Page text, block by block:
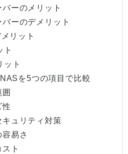
ーのメリット
ーのデメリット
リット
ト
ット
を5つの項目で比較
性
ュリティ対策
易さ
ト